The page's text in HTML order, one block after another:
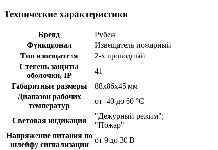
Технические характеристики
Бренд
Рубеж
Функционал
Извещатель пожарный
Тип извещателя
2-х проводный
Степень защиты
оболочки, IP
41
Габаритные размеры
88х86х45 мм
Диапазон рабочих
температур
от -40 до 60 °С
Световая индикация
"Дежурный режим";
"Пожар"
Напряжение питания по
шлейфу сигнализации
от 9 до 30 В